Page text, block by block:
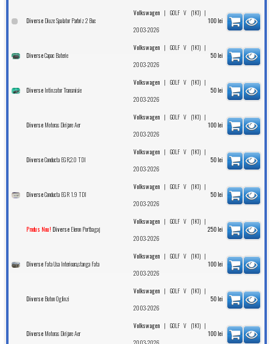
Diverse Diuze Spalator Parbriz 2 Buc
Volkswagen | GOLF V (1K1)|
2003-2026
100 lei
DiverseCapac Baterie
Volkswagen | GOLF V (1K1)|
2003-2026
50 lei
Diverse Intinzator Transmisie
Volkswagen | GOLF V (1K1)|
2003-2026
50 lei
Diverse Motoras Dirijare Aer
Volkswagen | GOLF V (1K1)|
2003-2026
100 lei
DiverseConducta EGR,2.0 TDI
Volkswagen | GOLF V (1K1)|
2003-2026
50 lei
DiverseConducta EGR 1.9 TDI
Volkswagen | GOLF V (1K1)|
2003-2026
50 lei
Produs Nou! Diverse Eleron Portbagaj
Volkswagen | GOLF V (1K1)|
2003-2026
250 lei
Diverse Fata Usa Interioara,stanga Fata
Volkswagen | GOLF V (1K1)|
2003-2026
100 lei
Diverse Buton Oglinzi
Volkswagen | GOLF V (1K1)|
2003-2026
50 lei
Diverse Motoras Dirijare Aer
Volkswagen | GOLF V (1K1)|
100 lei